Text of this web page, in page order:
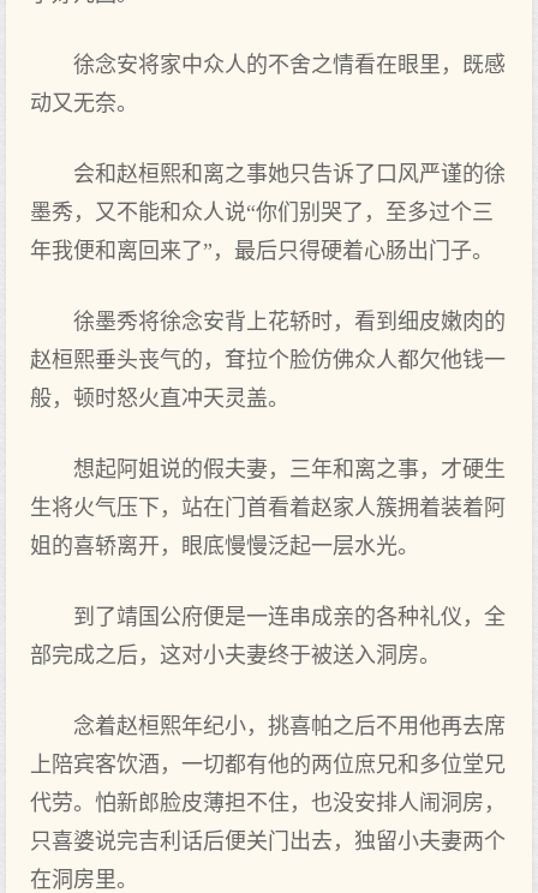
徐念安将家中众人的不舍之情看在眼里，既感
动又无奈。
会和赵桓熙和离之事她只告诉了口风严谨的徐
墨秀，又不能和众人说“你们别哭了，至多过个三
年我便和离回来了”，最后只得硬着心肠出门子。
徐墨秀将徐念安背上花轿时，看到细皮嫩肉的
赵桓熙垂头丧气的，耷拉个脸仿佛众人都欠他钱一
般，顿时怒火直冲天灵盖。
想起阿姐说的假夫妻，三年和离之事，才硬生
生将火气压下，站在门首看着赵家人簇拥着装着阿
姐的喜轿离开，眼底慢慢泛起一层水光。
到了靖国公府便是一连串成亲的各种礼仪，全
部完成之后，这对小夫妻终于被送入洞房。
念着赵桓熙年纪小，挑喜帕之后不用他再去席
上陪宾客饮酒，一切都有他的两位庶兄和多位堂兄
代劳。怕新郎脸皮薄担不住，也没安排人闹洞房，
只喜婆说完吉利话后便关门出去，独留小夫妻两个
在洞房里。